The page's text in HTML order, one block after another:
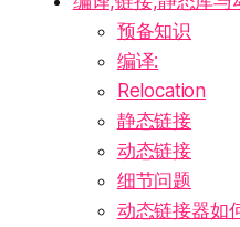
预备知识
编译:
Relocation
静态链接
动态链接
细节问题
动态链接器如